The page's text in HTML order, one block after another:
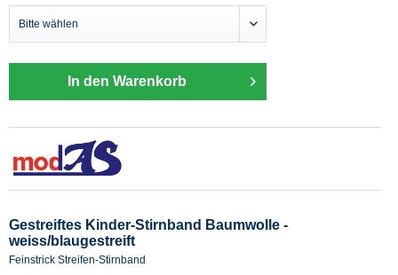
In den Warenkorb
Gestreiftes Kinder-Stirnband Baumwolle -
weiss/blaugestreift
Feinstrick Streifen-Stirnband